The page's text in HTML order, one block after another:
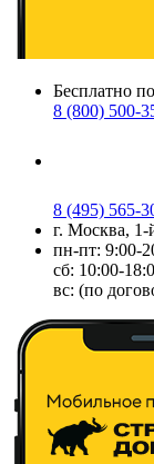
Бесплатно
8 (800) 500-
8 (495) 565-
г. Москва, 1-
пн-пт: 9:00-
сб: 10:00-
вс: (по